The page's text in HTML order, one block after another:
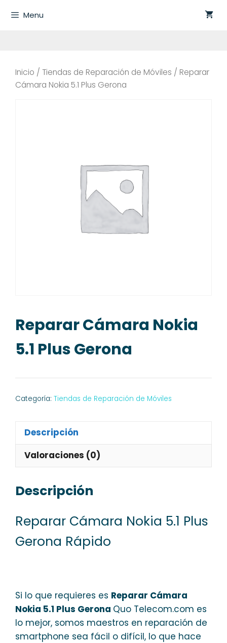
Menu
Inicio / Tiendas de Reparación de Móviles / Reparar
Cámara Nokia 5.1 Plus Gerona
Reparar Cámara Nokia
5.1 Plus Gerona
Categoría: Tiendas de Reparación de Móviles
Descripción
Valoraciones (0)
Descripción
Reparar Cámara Nokia 5.1 Plus
Gerona Rápido
Si lo que requieres es Reparar Cámara
Nokia 5.1 Plus Gerona Quo Telecom.com es
lo mejor, somos maestros en reparación de
smartphone sea fácil o difícil, lo que hace